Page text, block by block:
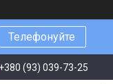
Телефонуйте
+380 (93) 039-73-25